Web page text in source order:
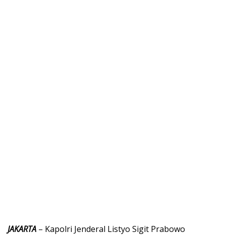
JAKARTA – Kapolri Jenderal Listyo Sigit Prabowo